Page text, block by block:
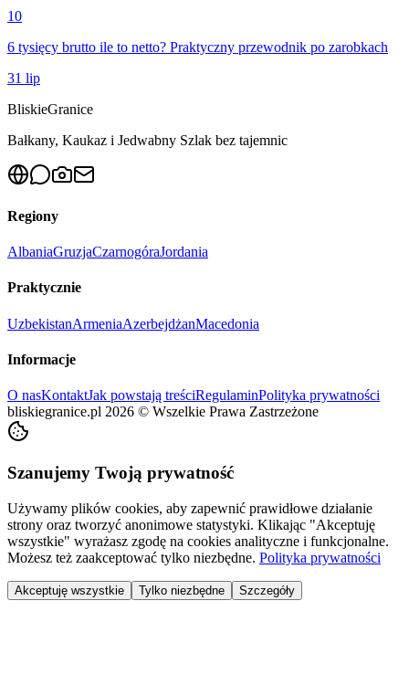
10
6 tysięcy brutto ile to netto? Praktyczny przewodnik po zarobkach
31 lip
BliskieGranice
Bałkany, Kaukaz i Jedwabny Szlak bez tajemnic
Regiony
AlbaniaGruzjaCzarnogóraJordania
Praktycznie
UzbekistanArmeniaAzerbejdżanMacedonia
Informacje
O nasKontaktJak powstają treściRegulaminPolityka prywatności
bliskiegranice.pl 2026 © Wszelkie Prawa Zastrzeżone
Szanujemy Twoją prywatność
Używamy plików cookies, aby zapewnić prawidłowe działanie
strony oraz tworzyć anonimowe statystyki. Klikając "Akceptuję
wszystkie" wyrażasz zgodę na cookies analityczne i funkcjonalne.
Możesz też zaakceptować tylko niezbędne. Polityka prywatności
Akceptuję wszystkie Tylko niezbędne Szczegóły